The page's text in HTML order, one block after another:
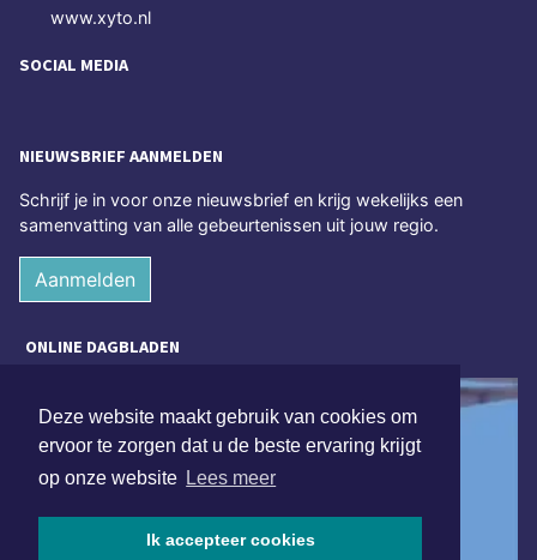
Deze website maakt gebruik van cookies om
ervoor te zorgen dat u de beste ervaring krijgt
op onze website Lees meer
Ik accepteer cookies
www.xyto.nl
SOCIAL MEDIA
NIEUWSBRIEF AANMELDEN
Schrijf je in voor onze nieuwsbrief en krijg wekelijks een
samenvatting van alle gebeurtenissen uit jouw regio.
Aanmelden
ONLINE DAGBLADEN